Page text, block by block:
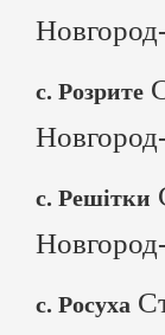
с. Розрите
с. Решітки
с. Росуха